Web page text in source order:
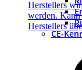
CE-
Beitrag:
Herstellers
werden. Kann
Herstellers